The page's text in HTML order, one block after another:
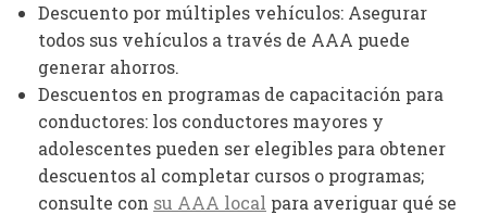
Descuento por múltiples vehículos: Asegurar
todos sus vehículos a través de AAA puede
generar ahorros.
Descuentos en programas de capacitación para
conductores: los conductores mayores y
adolescentes pueden ser elegibles para obtener
descuentos al completar cursos o programas;
consulte con su AAA local para averiguar qué se